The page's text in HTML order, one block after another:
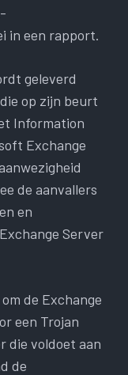
in een rapport.
geleverd
op zijn beurt
Information
Exchange
de aanvallers
en
Server
de Exchange
een Trojan
die voldoet aan
de